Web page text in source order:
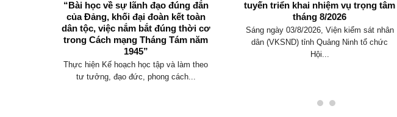
“Bài học về sự lãnh đạo đúng đắn
của Đảng, khối đại đoàn kết toàn
dân tộc, việc nắm bắt đúng thời cơ
trong Cách mạng Tháng Tám năm
1945”
Thực hiện Kế hoạch học tập và làm theo
tư tưởng, đạo đức, phong cách...
tuyến triển khai nhiệm vụ trọng tâm
tháng 8/2026
Sáng ngày 03/8/2026, Viện kiểm sát nhân
dân (VKSND) tỉnh Quảng Ninh tổ chức
Hội...